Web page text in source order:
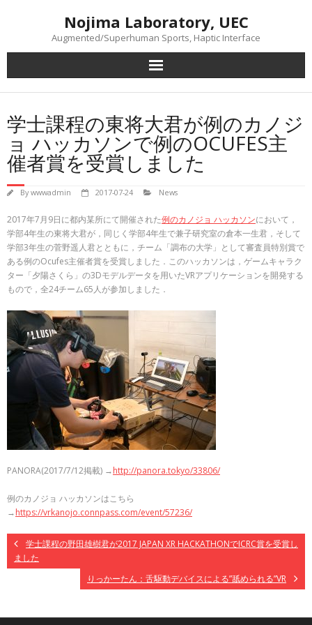
Nojima Laboratory, UEC
Augmented/Superhuman Sports, Haptic Interface
学士課程の東将大君が例のカノジ
ョ ハッカソンで例のOCUFES主
催者賞を受賞しました
Bywwwadmin 2017-07-24 News
2017年7月9日に都内某所にて開催された例のカノジョ ハッカソンにおいて，
学部4年生の東将大君が，同じく学部4年生で兼子研究室の倉本一生君，そして
学部3年生の菅野遥人君とともに，チーム「調布の大学」として審査員特別賞で
ある例のOcufes主催者賞を受賞しました．このハッカソンは，ゲームキャラク
ター「夕陽さくら」の3Dモデルデータを用いたVRアプリケーションを開発する
もので，全24チーム65人が参加しました．
PANORA(2017/7/12掲載) →http://panora.tokyo/33806/
例のカノジョ ハッカソンはこちら
→https://vrkanojo.connpass.com/event/57236/
学士課程の野田雄樹君が2017 JAPAN XR HACKATHONでICRC賞を受賞し
ました
りっかーたん：舌駆動デバイスによる”舐められる”VR